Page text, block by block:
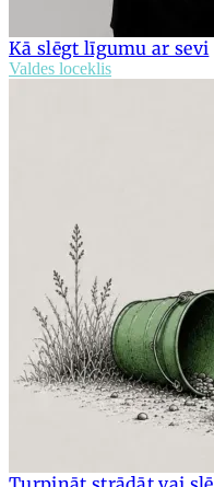
Kā slēgt līgumu ar sevi
Valdes loceklis